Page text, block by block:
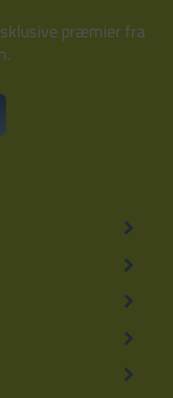
præmier fra